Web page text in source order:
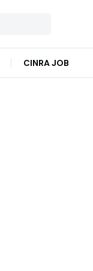
CINRA JOB